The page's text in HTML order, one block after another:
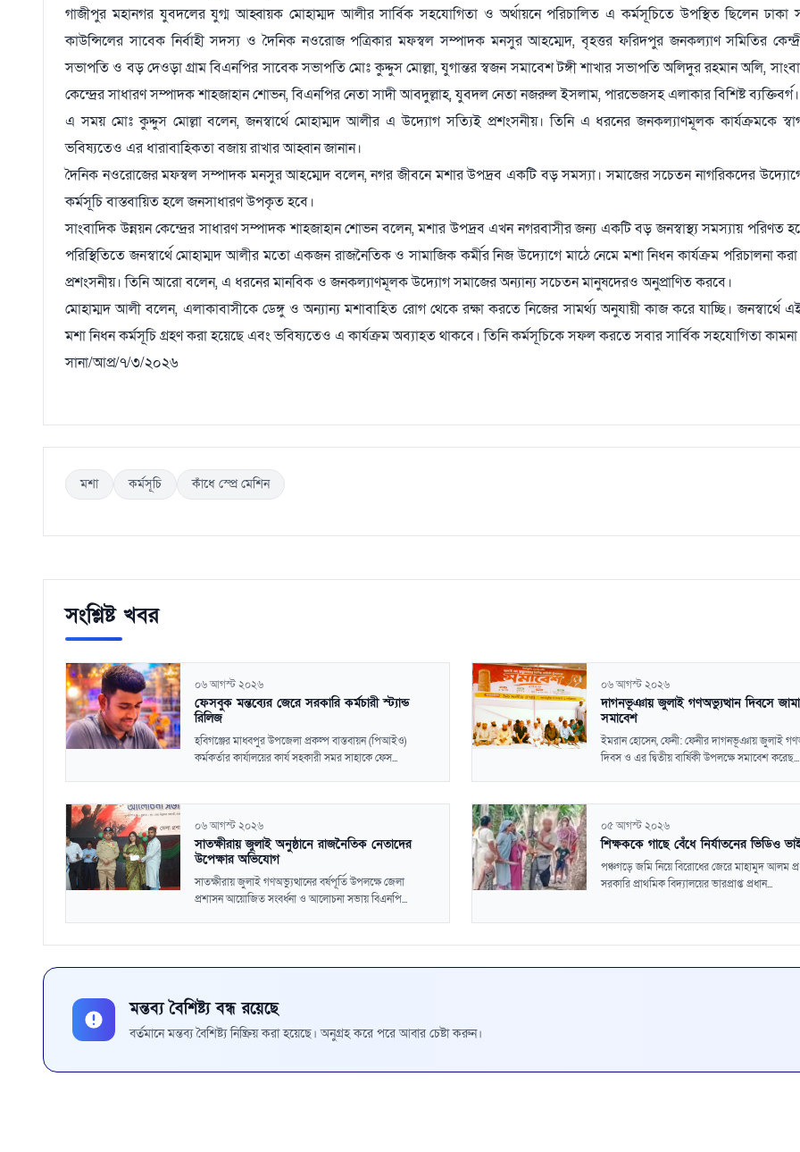
গাজীপুর মহানগর যুবদলের যুগ্ম আহ্বায়ক মোহাম্মদ আলীর সার্বিক সহযোগিতা ও অর্থায়নে পরিচালিত এ কর্মসূচিতে উপস্থিত ছিলেন ঢাকা
কাউন্সিলের সাবেক নির্বাহী সদস্য ও দৈনিক নওরোজ পত্রিকার মফস্বল সম্পাদক মনসুর আহম্মেদ, বৃহত্তর ফরিদপুর জনকল্যাণ সমিতির
সভাপতি ও বড় দেওড়া গ্রাম বিএনপির সাবেক সভাপতি মোঃ কুদ্দুস মোল্লা, যুগান্তর স্বজন সমাবেশ টঙ্গী শাখার সভাপতি অলিদুর রহমান অলি,
কেন্দ্রের সাধারণ সম্পাদক শাহজাহান শোভন, বিএনপির নেতা সাদী আবদুল্লাহ, যুবদল নেতা নজরুল ইসলাম, পারভেজসহ এলাকার বিশিষ্ট ব্যক্তিবর্গ।
এ সময় মোঃ কুদ্দুস মোল্লা বলেন, জনস্বার্থে মোহাম্মদ আলীর এ উদ্যোগ সত্যিই প্রশংসনীয়। তিনি এ ধরনের জনকল্যাণমূলক কার্যক্রমকে
ভবিষ্যতেও এর ধারাবাহিকতা বজায় রাখার আহ্বান জানান।
দৈনিক নওরোজের মফস্বল সম্পাদক মনসুর আহম্মেদ বলেন, নগর জীবনে মশার উপদ্রব একটি বড় সমস্যা। সমাজের সচেতন নাগরিকদের
কর্মসূচি বাস্তবায়িত হলে জনসাধারণ উপকৃত হবে।
সাংবাদিক উন্নয়ন কেন্দ্রের সাধারণ সম্পাদক শাহজাহান শোভন বলেন, মশার উপদ্রব এখন নগরবাসীর জন্য একটি বড় জনস্বাস্থ্য সমস্যায় পরিণত
পরিস্থিতিতে জনস্বার্থে মোহাম্মদ আলীর মতো একজন রাজনৈতিক ও সামাজিক কর্মীর নিজ উদ্যোগে মাঠে নেমে মশা নিধন কার্যক্রম পরিচালনা করা
প্রশংসনীয়। তিনি আরো বলেন, এ ধরনের মানবিক ও জনকল্যাণমূলক উদ্যোগ সমাজের অন্যান্য সচেতন মানুষদেরও অনুপ্রাণিত করবে।
মোহাম্মদ আলী বলেন, এলাকাবাসীকে ডেঙ্গু ও অন্যান্য মশাবাহিত রোগ থেকে রক্ষা করতে নিজের সামর্থ্য অনুযায়ী কাজ করে যাচ্ছি। জনস্বার্থে
মশা নিধন কর্মসূচি গ্রহণ করা হয়েছে এবং ভবিষ্যতেও এ কার্যক্রম অব্যাহত থাকবে। তিনি কর্মসূচিকে সফল করতে সবার সার্বিক সহযোগিতা
সানা/আপ্র/৭/৩/২০২৬
মশা কর্মসূচি কাঁধে স্প্রে মেশিন
সংশ্লিষ্ট খবর
০৬ আগস্ট ২০২৬
ফেসবুক মন্তব্যের জেরে সরকারি কর্মচারী স্ট্যান্ড
রিলিজ
হবিগঞ্জের মাধবপুর উপজেলা প্রকল্প বাস্তবায়ন (পিআইও)
কর্মকর্তার কার্যালয়ের কার্য সহকারী সমর সাহাকে ফেস...
০৬ আগস্ট ২০২৬
দাগনভূঞায় জুলাই গণঅভ্যুত্থান দিবসে
সমাবেশ
ইমরান হোসেন, ফেনী: ফেনীর দাগনভূঞায় জুলাই
দিবস ও এর দ্বিতীয় বার্ষিকী উপলক্ষে সমাবেশ করেছ...
০৬ আগস্ট ২০২৬
সাতক্ষীরায় জুলাই অনুষ্ঠানে রাজনৈতিক নেতাদের
উপেক্ষার অভিযোগ
সাতক্ষীরায় জুলাই গণঅভ্যুত্থানের বর্ষপূর্তি উপলক্ষে জেলা
প্রশাসন আয়োজিত সংবর্ধনা ও আলোচনা সভায় বিএনপি...
০৫ আগস্ট ২০২৬
শিক্ষককে গাছে বেঁধে নির্যাতনের ভিডিও
পঞ্চগড়ে জমি নিয়ে বিরোধের জেরে মাহামুদ আলম
সরকারি প্রাথমিক বিদ্যালয়ের ভারপ্রাপ্ত প্রধান...
মন্তব্য বৈশিষ্ট্য বন্ধ রয়েছে
বর্তমানে মন্তব্য বৈশিষ্ট্য নিষ্ক্রিয় করা হয়েছে। অনুগ্রহ করে পরে আবার চেষ্টা করুন।